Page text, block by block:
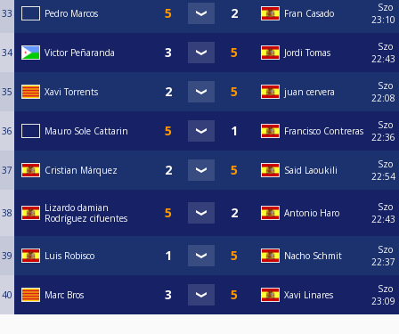
33 Pedro Marcos Fran Casado
Szo
23:10
34 Victor Peñaranda Jordi Tomas
Szo
22:43
35 Xavi Torrents juan cervera
Szo
22:08
36 Mauro Sole Cattarin Francisco Contreras
Szo
22:36
37 Cristian Márquez Said Laoukili
Szo
22:54
38
Lizardo damian
Rodríguez cifuentes
Antonio Haro
Szo
22:43
39 Luis Robisco Nacho Schmit
Szo
22:37
40 Marc Bros Xavi Linares
Szo
23:09